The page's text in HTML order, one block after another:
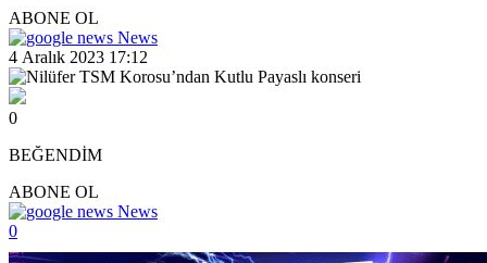
ABONE OL
News
4 Aralık 2023 17:12
0
BEĞENDİM
ABONE OL
News
0